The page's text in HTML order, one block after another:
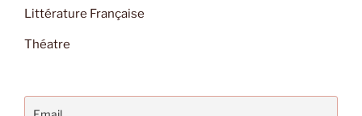
Littérature Française
Théatre